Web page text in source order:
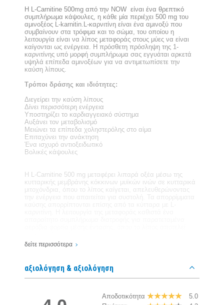
Η L-Carnitine 500mg από την NOW είναι ένα θρεπτικό
συμπλήρωμα κάψουλες, η κάθε μία περιέχει 500 mg του
αμινοξέος L-karnitin.L-καρνιτίνη είναι ένα αμινοξύ που
συμβαίνουν στα τρόφιμα και το σώμα, του οποίου η
λειτουργία είναι να λίπος μεταφοράς στους μύες να είναι
καίγονται ως ενέργεια. Η πρόσθετη πρόσληψη της 1-
καρνιτίνης υπό μορφή συμπλήρωμα σας εγγυάται αρκετά
υψηλά επίπεδα αμινοξέων για να αντιμετωπίσετε την
καύση λίπους.
Τρόποι δράσης και ιδιότητες:
Διεγείρει την καύση λίπους
Δίνει περισσότερη ενέργεια
Υποστηρίζει το καρδιαγγειακό σύστημα
Αυξάνει τον μεταβολισμό
Μειώνει τα επίπεδα χοληστερόλης στο αίμα
Επιταχύνει την ανάκτηση
Ένα ισχυρό αντιοξειδωτικό
Βολικές κάψουλες
Η L-Carnitine 500 mg μεταφέρει λιπαρά οξέα μέσω της
κυτταρικής μεμβράνης κόκκινων μυϊκών ινών σε κυτταρικά
μιτοχόνδρια, όπου το λίπος καίγεται, απελευθερώνοντας
την ενέργεια που απαιτείται για συστολή. Τα απορρίμματα
Εκτός από τις ιδιότητες μεταβολισμού του λίπους, L-
συμπεριλαμβανομένης της διατήρησης της καρδιακής
υγείας, του νευρικού συστήματος και του εγκεφάλου, καθώς
και των ισχυρών αντιοξειδωτικών λειτουργιών του. Με την
απαιτώντας την λήψη ως συμπλήρωμα διατροφής. Για
μέγιστο αποτέλεσμα, συνδυάστε L-Carnitine 500 mg με
δείτε περισσότερα
αξιολόγηση & αξιολόγηση
Αποδοτικότητα
5.0